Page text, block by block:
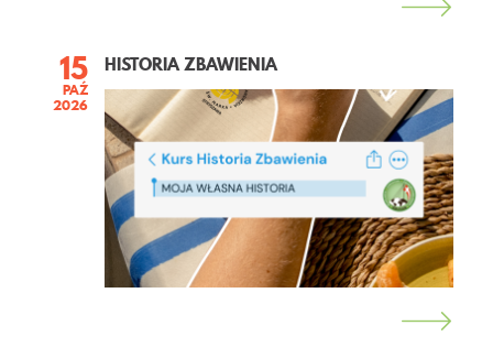
15
PAŹ
2026
HISTORIA ZBAWIENIA